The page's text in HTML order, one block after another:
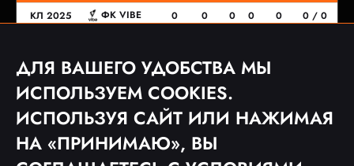
КЛ 2025
ФК VIBE 0 0 0 0 0 0 / 0
МАТЧИ
ДАТА ТУРНИР СОПЕРНИК
СЧЕТ
07.09.25
КЛ 2025
ДЛЯ ВАШЕГО УДОБСТВА МЫ
ИСПОЛЬЗУЕМ COOKIES.
ИСПОЛЬЗУЯ САЙТ ИЛИ НАЖИМАЯ
НА «ПРИНИМАЮ», ВЫ